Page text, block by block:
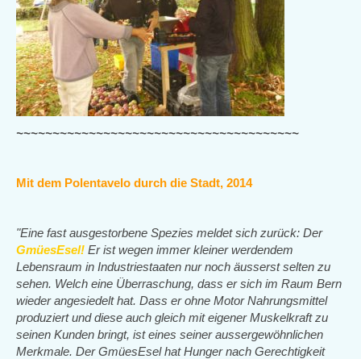
~~~~~~~~~~~~~~~~~~~~~~~~~~~~~~~~~~~~~~~
Mit dem Polentavelo durch die Stadt, 2014
"Eine fast ausgestorbene Spezies meldet sich zurück: Der
GmüesEsel! Er ist wegen immer kleiner werdendem
Lebensraum in Industriestaaten nur noch äusserst selten zu
sehen. Welch eine Überraschung, dass er sich im Raum Bern
wieder angesiedelt hat. Dass er ohne Motor Nahrungsmittel
produziert und diese auch gleich mit eigener Muskelkraft zu
seinen Kunden bringt, ist eines seiner aussergewöhnlichen
Merkmale. Der GmüesEsel hat Hunger nach Gerechtigkeit